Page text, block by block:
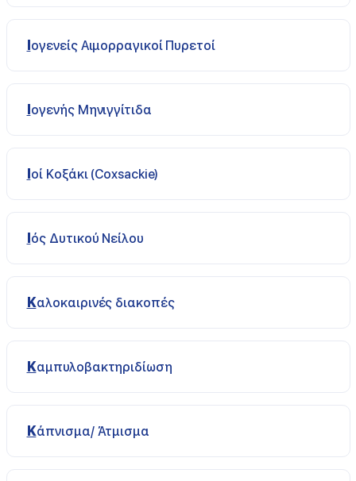
Ιογενείς Αιμορραγικοί Πυρετοί
Ιογενής Μηνιγγίτιδα
Ιοί Κοξάκι (Coxsackie)
Ιός Δυτικού Νείλου
Καλοκαιρινές διακοπές
Καμπυλοβακτηριδίωση
Κάπνισμα/ Άτμισμα